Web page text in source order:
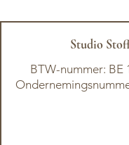
Studio
BTW-nummer: BE